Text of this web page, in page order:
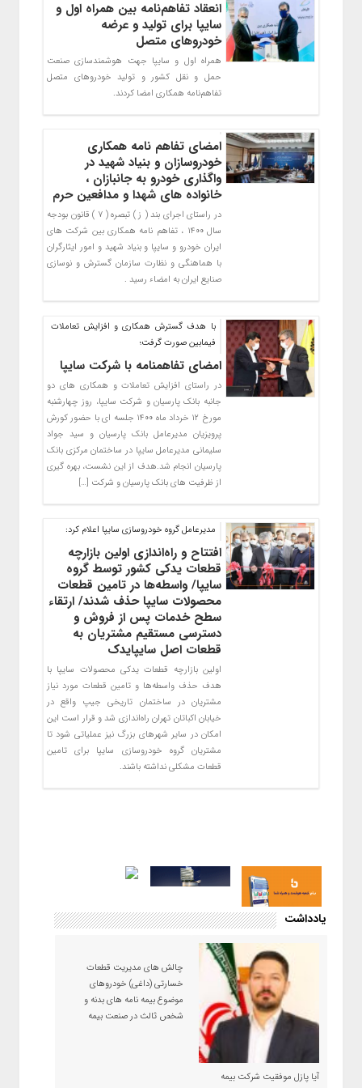
انعقاد تفاهم‌نامه بین همراه اول و
سایپا برای تولید و عرضه
خودروهای متصل
همراه اول و سایپا جهت هوشمندسازی صنعت
حمل و نقل کشور و تولید خودروهای متصل
تفاهم‌نامه همکاری امضا کردند.
امضای تفاهم نامه همکاری
خودروسازان و بنیاد شهید در
واگذاری خودرو به جانبازان ،
خانواده های شهدا و مدافعین حرم
در راستای اجرای بند ( ز ) تبصره ( ۷ ) قانون بودجه
سال ۱۴۰۰ ، تفاهم نامه همکاری بین شرکت های
ایران خودرو و سایپا و بنیاد شهید و امور ایثارگران
با هماهنگی و نظارت سازمان گسترش و نوسازی
صنایع ایران به امضاء رسید .
با هدف گسترش همکاری و افزایش تعاملات
فیمابین صورت گرفت؛
امضای تفاهمنامه با شرکت سایپا
در راستای افزایش تعاملات و همکاری های دو
جانبه بانک پارسیان و شرکت سایپا، روز چهارشنبه
مورخ ۱۲ خرداد ماه ۱۴۰۰ جلسه ای با حضور کورش
پرویزیان مدیرعامل بانک پارسیان و سید جواد
سلیمانی مدیرعامل سایپا در ساختمان مرکزی بانک
پارسیان انجام شد.هدف از این نشست، بهره گیری
از ظرفیت های بانک پارسیان و شرکت […]
مدیرعامل گروه خودروسازی سایپا اعلام کرد:
افتتاح و راه‌اندازی اولین بازارچه
قطعات یدکی کشور توسط گروه
سایپا/ واسطه‌ها در تامین قطعات
محصولات سایپا حذف شدند/ ارتقاء
سطح خدمات پس از فروش و
دسترسی مستقیم مشتریان به
قطعات اصل سایپایدک
اولين بازارچه قطعات يدكی محصولات سايپا با
هدف حذف واسطه‌ها و تامين قطعات مورد نياز
مشتریان در ساختمان تاریخی جیپ واقع در
خيابان اكباتان تهران راه‌اندازی شد و قرار است اين
امکان در ساير شهرهاي بزرگ نیز عملياتي شود تا
مشتريان گروه خودروسازي سايپا براي تامين
قطعات مشكلی نداشته باشند.
یادداشت
آیا پازل موفقیت شرکت بیمه
چالش های مدیریت قطعات
خسارتی (داغی) خودروهای
موضوع بیمه نامه های بدنه و
شخص ثالث در صنعت بیمه